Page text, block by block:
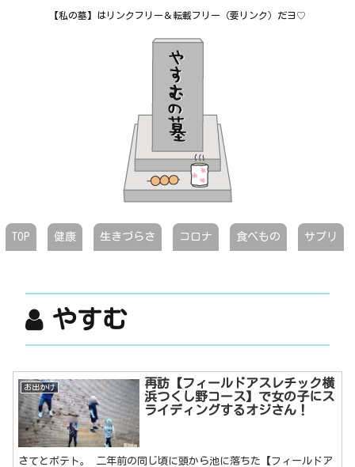
【私の墓】はリンクフリー＆転載フリー（要リンク）だヨ♡
TOP 健康 生きづらさ コロナ 食べもの サプリ
やすむ
お出かけ
再訪【フィールドアスレチック横
浜つくし野コース】で女の子にス
ライディングするオジさん！
さてとポテト。 二年前の同じ頃に頭から池に落ちた【フィールドア